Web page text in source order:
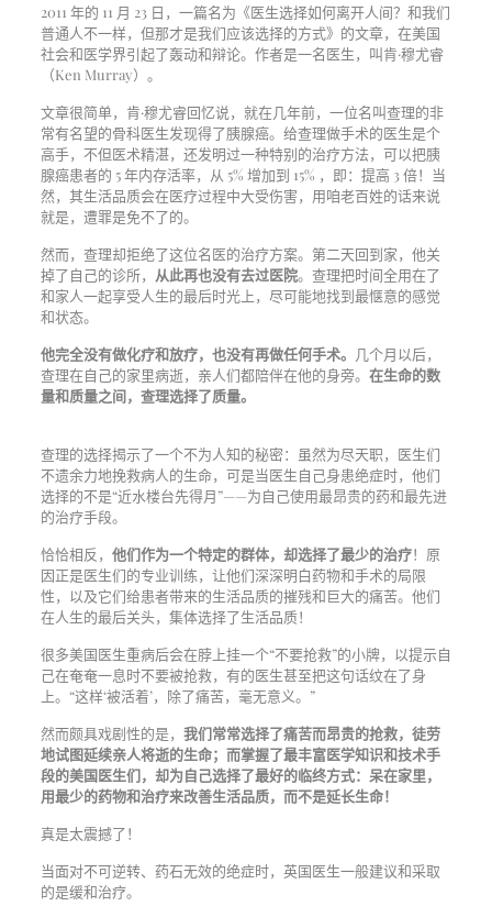
2011 年的 11 月 23 日，一篇名为《医生选择如何离开人间？和我们
普通人不一样，但那才是我们应该选择的方式》的文章，在美国
社会和医学界引起了轰动和辩论。作者是一名医生，叫肯·穆尤睿
（Ken Murray）。
文章很简单，肯·穆尤睿回忆说，就在几年前，一位名叫查理的非
常有名望的骨科医生发现得了胰腺癌。给查理做手术的医生是个
高手，不但医术精湛，还发明过一种特别的治疗方法，可以把胰
腺癌患者的 5 年内存活率，从 5% 增加到 15% ，即：提高 3 倍！当
然，其生活品质会在医疗过程中大受伤害，用咱老百姓的话来说
就是，遭罪是免不了的。
然而，查理却拒绝了这位名医的治疗方案。第二天回到家，他关
掉了自己的诊所，
从此再也没有去过医院。查理把时间全用在了
和家人一起享受人生的最后时光上，尽可能地找到最惬意的感觉
和状态。
他完全没有做化疗和放疗，也没有再做任何手术。 几个月以后，
查理在自己的家里病逝，亲人们都陪伴在他的身旁。 在生命的数
量和质量之间，查理选择了质量。
查理的选择揭示了一个不为人知的秘密：虽然为尽天职，医生们
不遗余力地挽救病人的生命，可是当医生自己身患绝症时，他们
选择的不是“近水楼台先得月”——为自己使用最昂贵的药和最先进
的治疗手段。
恰恰相反， 他们作为一个特定的群体，却选择了最少的治疗！原
因正是医生们的专业训练，让他们深深明白药物和手术的局限
性，以及它们给患者带来的生活品质的摧残和巨大的痛苦。他们
在人生的最后关头，集体选择了生活品质！
很多美国医生重病后会在脖上挂一个“不要抢救”的小牌，以提示自
己在奄奄一息时不要被抢救，有的医生甚至把这句话纹在了身
上。“这样‘被活着’，除了痛苦，毫无意义。”
然而颇具戏剧性的是， 我们常常选择了痛苦而昂贵的抢救，徒劳
地试图延续亲人将逝的生命；而掌握了最丰富医学知识和技术手
段的美国医生们，却为自己选择了最好的临终方式：呆在家里，
用最少的药物和治疗来改善生活品质，而不是延长生命！
真是太震撼了！
当面对不可逆转、药石无效的绝症时，英国医生一般建议和采取
的是缓和治疗。